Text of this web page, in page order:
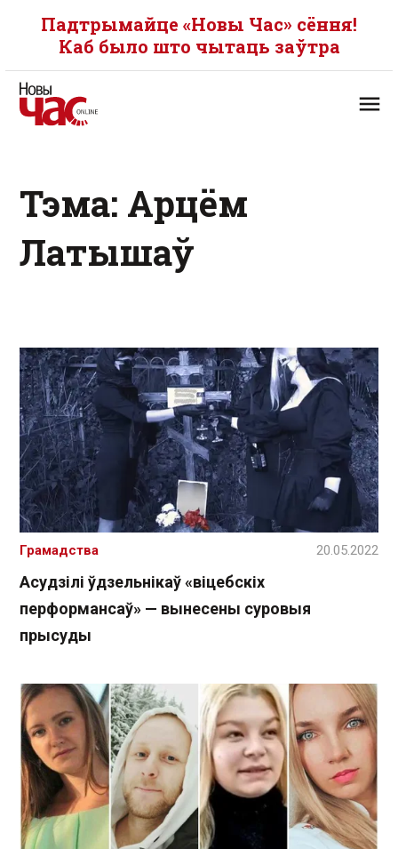
Падтрымайце «Новы Час» сёння!
Каб было што чытаць заўтра
Тэма: Арцём
Латышаў
Асудзілі ўдзельнікаў «віцебскіх
перформансаў» — вынесены суровыя
прысуды
Грамадства 20.05.2022